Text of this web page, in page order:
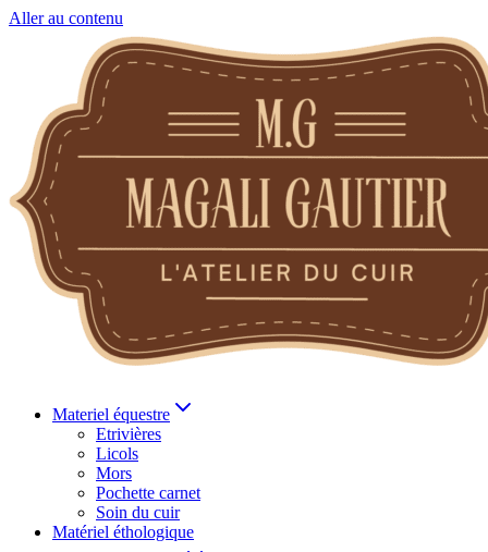
Aller au contenu
Materiel équestre
Etrivières
Licols
Mors
Pochette carnet
Soin du cuir
Matériel éthologique